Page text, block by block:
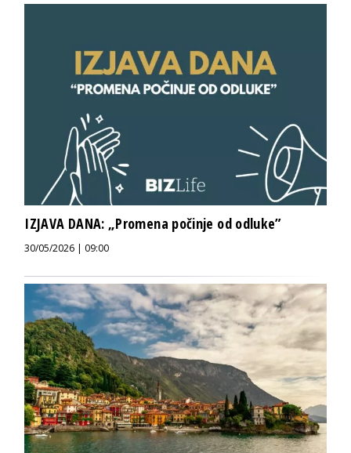
IZJAVA DANA: „Promena počinje od odluke”
30/05/2026 | 09:00